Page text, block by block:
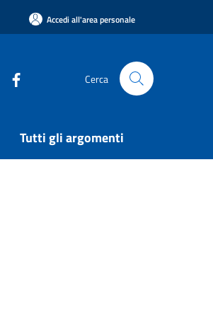
Accedi all'area personale
Cerca
Tutti gli argomenti